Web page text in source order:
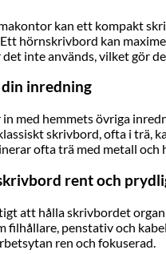
kan ett kompakt
hörnskrivbord kan
inte används, vilket gör
din inredning
med hemmets övriga
skrivbord, ofta i trä,
ofta trä med metall och
rent och
att hålla skrivbordet
penstativ och
ren och fokuserad.